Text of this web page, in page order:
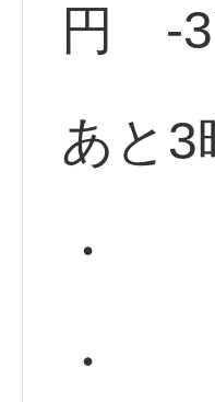
円 -
あと3
・
・